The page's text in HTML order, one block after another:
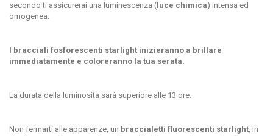
secondo ti assicurerai una luminescenza ( luce chimica) intensa ed
omogenea.
I bracciali fosforescenti starlight inizieranno a brillare
immediatamente e coloreranno la tua serata.
La durata della luminosità sarà superiore alle 13 ore.
Non fermarti alle apparenze, un braccialetti fluorescenti starlight, in